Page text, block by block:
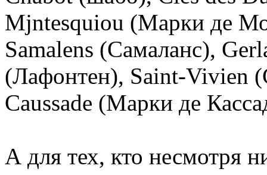
Mjntesquiou (Марки де
Samalens (Самаланс),
(Лафонтен), Saint-Vivien
Caussade (Марки де
А для тех, кто несмотря